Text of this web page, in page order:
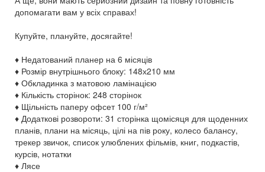
допомагати вам у всіх справах!
Купуйте, плануйте, досягайте!
♦ Недатований планер на 6 місяців
♦ Розмір внутрішнього блоку: 148х210 мм
♦ Обкладинка з матовою ламінацією
♦ Кількість сторінок: 248 сторінок
♦ Щільність паперу офсет 100 г/м²
♦ Додаткові розвороти: 31 сторінка щомісяця для щоденних
планів, плани на місяць, цілі на пів року, колесо балансу,
трекер звичок, список улюблених фільмів, книг, подкастів,
курсів, нотатки
♦ Лясе